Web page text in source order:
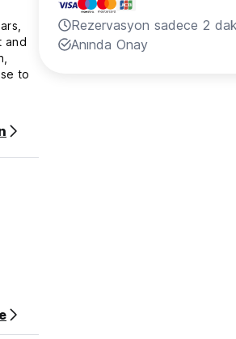
and
to
Rezervasyon sadece 2
Anında Onay